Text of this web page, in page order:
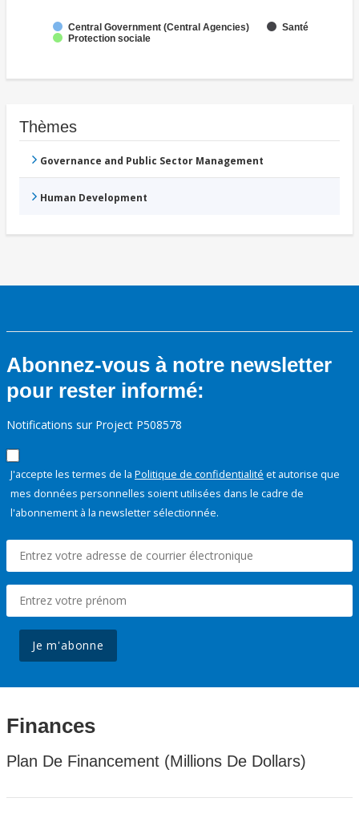
Central Government (Central Agencies)
Santé
Protection sociale
Thèmes
Governance and Public Sector Management
Human Development
Abonnez-vous à notre newsletter
pour rester informé:
Notifications sur Project P508578
J'accepte les termes de la Politique de confidentialité et autorise que
mes données personnelles soient utilisées dans le cadre de
l'abonnement à la newsletter sélectionnée.
Je m'abonne
Finances
Plan De Financement (Millions De Dollars)